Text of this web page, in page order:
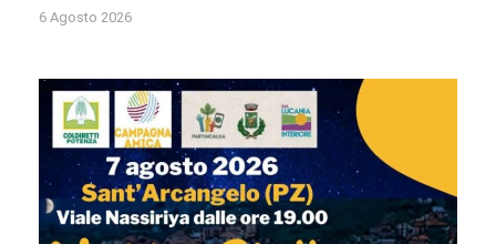
6 Agosto 2026